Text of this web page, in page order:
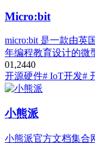
Micro:bit
micro:bit 是一款由英
年编程教育设计的微
01,2440
开源硬件# IoT开发#
小熊派
小熊派官方文档集合